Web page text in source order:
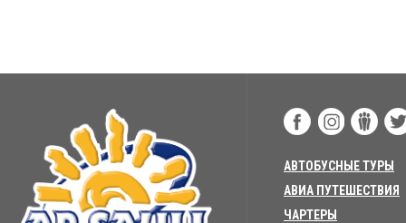
АВТОБУСНЫЕ ТУРЫ
АВИА ПУТЕШЕСТВИЯ
ЧАРТЕРЫ